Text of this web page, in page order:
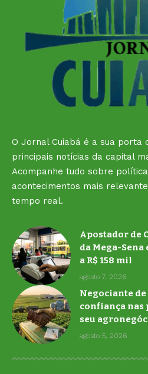
O Jornal Cuiabá é a sua porta
principais notícias da capital
Acompanhe tudo sobre
acontecimentos mais
tempo real.
Apostador de
da Mega-
a R$ 158 mil
agosto 7, 2026
Negociante de
confiança nas
seu
agosto 5, 2026